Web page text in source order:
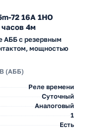
72 16А 1НО
4м
АББ с резервным
мощностью
(АББ)
Реле времени
Суточный
Аналоговый
1
Есть